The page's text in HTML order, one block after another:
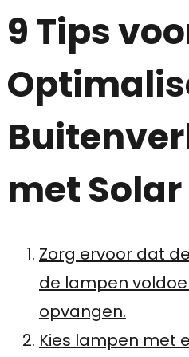
9 Tips
met
Zorg ervoor dat
de lampen
opvangen.
Kies lampen met